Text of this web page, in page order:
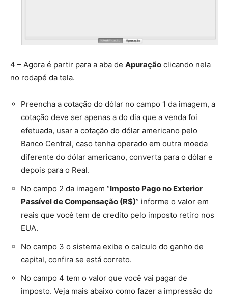
4 – Agora é partir para a aba de Apuração clicando nela
no rodapé da tela.
Preencha a cotação do dólar no campo 1 da imagem, a
cotação deve ser apenas a do dia que a venda foi
efetuada, usar a cotação do dólar americano pelo
Banco Central, caso tenha operado em outra moeda
diferente do dólar americano, converta para o dólar e
depois para o Real.
No campo 2 da imagem “Imposto Pago no Exterior
Passível de Compensação (R$)” informe o valor em
reais que você tem de credito pelo imposto retiro nos
EUA.
No campo 3 o sistema exibe o calculo do ganho de
capital, confira se está correto.
No campo 4 tem o valor que você vai pagar de
imposto. Veja mais abaixo como fazer a impressão do